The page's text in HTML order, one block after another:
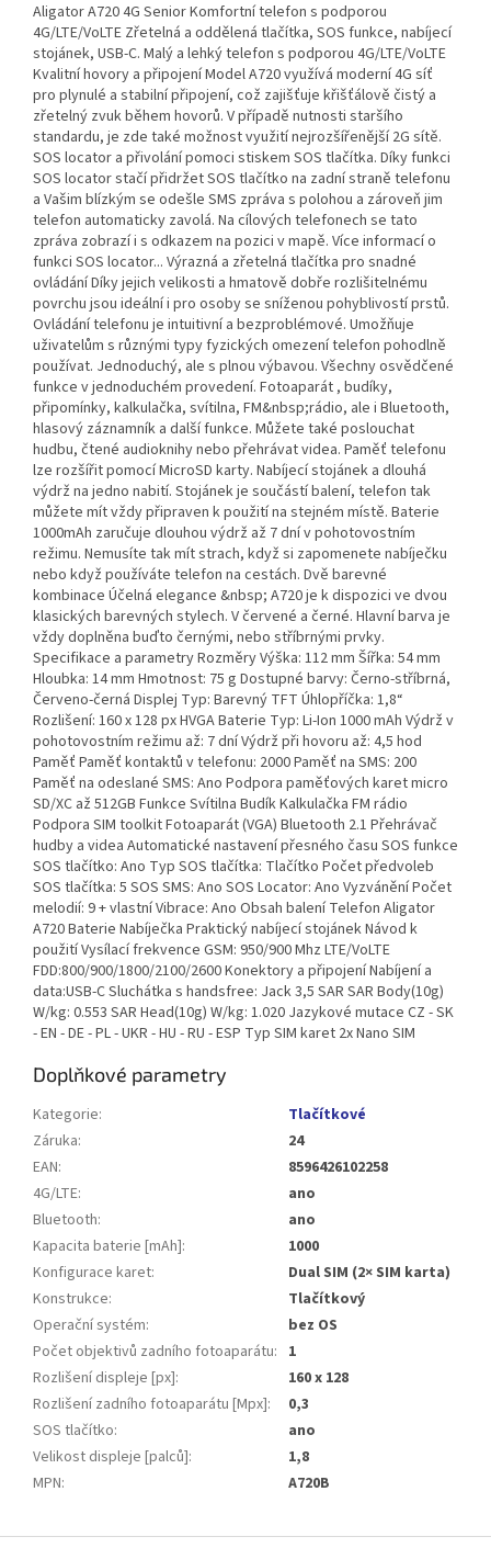
Aligator A720 4G Senior Komfortní telefon s podporou
4G/LTE/VoLTE Zřetelná a oddělená tlačítka, SOS funkce, nabíjecí
stojánek, USB-C. Malý a lehký telefon s podporou 4G/LTE/VoLTE
Kvalitní hovory a připojení Model A720 využívá moderní 4G síť
pro plynulé a stabilní připojení, což zajišťuje křišťálově čistý a
zřetelný zvuk během hovorů. V případě nutnosti staršího
standardu, je zde také možnost využití nejrozšířenější 2G sítě.
SOS locator a přivolání pomoci stiskem SOS tlačítka. Díky funkci
SOS locator stačí přidržet SOS tlačítko na zadní straně telefonu
a Vašim blízkým se odešle SMS zpráva s polohou a zároveň jim
telefon automaticky zavolá. Na cílových telefonech se tato
zpráva zobrazí i s odkazem na pozici v mapě. Více informací o
funkci SOS locator... Výrazná a zřetelná tlačítka pro snadné
ovládání Díky jejich velikosti a hmatově dobře rozlišitelnému
povrchu jsou ideální i pro osoby se sníženou pohyblivostí prstů.
Ovládání telefonu je intuitivní a bezproblémové. Umožňuje
uživatelům s různými typy fyzických omezení telefon pohodlně
používat. Jednoduchý, ale s plnou výbavou. Všechny osvědčené
funkce v jednoduchém provedení. Fotoaparát , budíky,
připomínky, kalkulačka, svítilna, FM&nbsp;rádio, ale i Bluetooth,
hlasový záznamník a další funkce. Můžete také poslouchat
hudbu, čtené audioknihy nebo přehrávat videa. Paměť telefonu
lze rozšířit pomocí MicroSD karty. Nabíjecí stojánek a dlouhá
výdrž na jedno nabití. Stojánek je součástí balení, telefon tak
můžete mít vždy připraven k použití na stejném místě. Baterie
1000mAh zaručuje dlouhou výdrž až 7 dní v pohotovostním
režimu. Nemusíte tak mít strach, když si zapomenete nabíječku
nebo když používáte telefon na cestách. Dvě barevné
kombinace Účelná elegance &nbsp; A720 je k dispozici ve dvou
klasických barevných stylech. V červené a černé. Hlavní barva je
vždy doplněna buďto černými, nebo stříbrnými prvky.
Specifikace a parametry Rozměry Výška: 112 mm Šířka: 54 mm
Hloubka: 14 mm Hmotnost: 75 g Dostupné barvy: Černo-stříbrná,
Červeno-černá Displej Typ: Barevný TFT Úhlopříčka: 1,8“
Rozlišení: 160 x 128 px HVGA Baterie Typ: Li-Ion 1000 mAh Výdrž v
pohotovostním režimu až: 7 dní Výdrž při hovoru až: 4,5 hod
Paměť Paměť kontaktů v telefonu: 2000 Paměť na SMS: 200
Paměť na odeslané SMS: Ano Podpora paměťových karet micro
SD/XC až 512GB Funkce Svítilna Budík Kalkulačka FM rádio
Podpora SIM toolkit Fotoaparát (VGA) Bluetooth 2.1 Přehrávač
hudby a videa Automatické nastavení přesného času SOS funkce
SOS tlačítko: Ano Typ SOS tlačítka: Tlačítko Počet předvoleb
SOS tlačítka: 5 SOS SMS: Ano SOS Locator: Ano Vyzvánění Počet
melodií: 9 + vlastní Vibrace: Ano Obsah balení Telefon Aligator
A720 Baterie Nabíječka Praktický nabíjecí stojánek Návod k
použití Vysílací frekvence GSM: 950/900 Mhz LTE/VoLTE
FDD:800/900/1800/2100/2600 Konektory a připojení Nabíjení a
data:USB-C Sluchátka s handsfree: Jack 3,5 SAR SAR Body(10g)
W/kg: 0.553 SAR Head(10g) W/kg: 1.020 Jazykové mutace CZ - SK
- EN - DE - PL - UKR - HU - RU - ESP Typ SIM karet 2x Nano SIM
Doplňkové parametry
Kategorie:
Tlačítkové
Záruka:
24
EAN:
8596426102258
4G/LTE:
ano
Bluetooth:
ano
Kapacita baterie [mAh]:
1000
Konfigurace karet:
Dual SIM (2× SIM karta)
Konstrukce:
Tlačítkový
Operační systém:
bez OS
Počet objektivů zadního fotoaparátu: 1
Rozlišení displeje [px]:
160 x 128
Rozlišení zadního fotoaparátu [Mpx]:
0,3
SOS tlačítko:
ano
Velikost displeje [palců]:
1,8
MPN: A720B